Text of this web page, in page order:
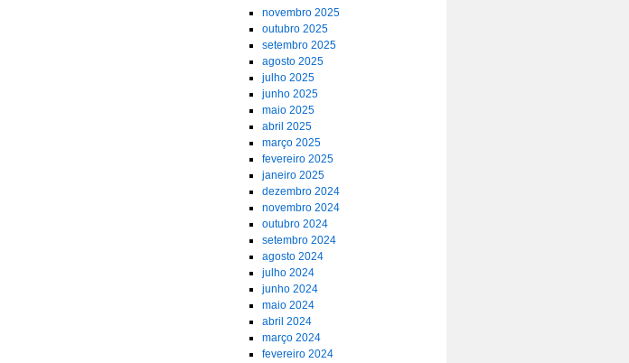
novembro 2025
outubro 2025
setembro 2025
agosto 2025
julho 2025
junho 2025
maio 2025
abril 2025
março 2025
fevereiro 2025
janeiro 2025
dezembro 2024
novembro 2024
outubro 2024
setembro 2024
agosto 2024
julho 2024
junho 2024
maio 2024
abril 2024
março 2024
fevereiro 2024